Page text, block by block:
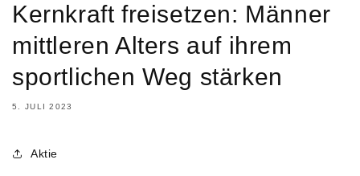
Kernkraft freisetzen: Männer
mittleren Alters auf ihrem
sportlichen Weg stärken
5. JULI 2023
Aktie